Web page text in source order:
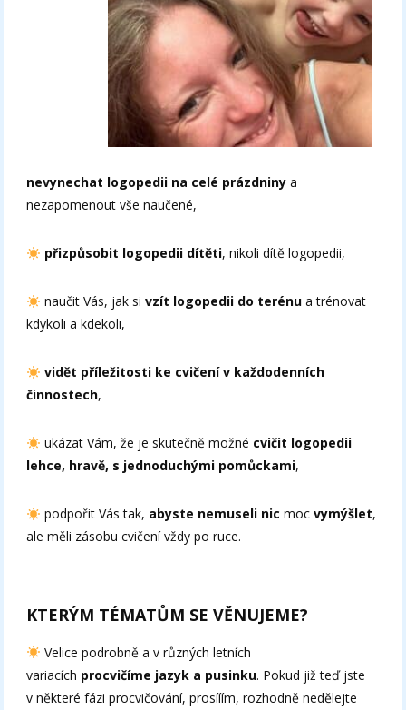
nevynechat logopedii na celé prázdniny a
nezapomenout vše naučené,
přizpůsobit logopedii dítěti, nikoli dítě logopedii,
naučit Vás, jak sivzít logopedii do terénu a trénovat
kdykoli a kdekoli,
vidět příležitosti ke cvičení v každodenních
činnostech,
ukázat Vám, že je skutečně možné cvičit logopedii
lehce, hravě, s jednoduchými pomůckami,
podpořit Vás tak, abyste nemuseli nic mocvymýšlet,
ale měli zásobu cvičení vždy po ruce.
KTERÝM TÉMATŮM SE VĚNUJEME?
Velice podrobně a v různých letních
variacích procvičíme jazyk a pusinku. Pokud již teď jste
v některé fázi procvičování, prosííím, rozhodně nedělejte